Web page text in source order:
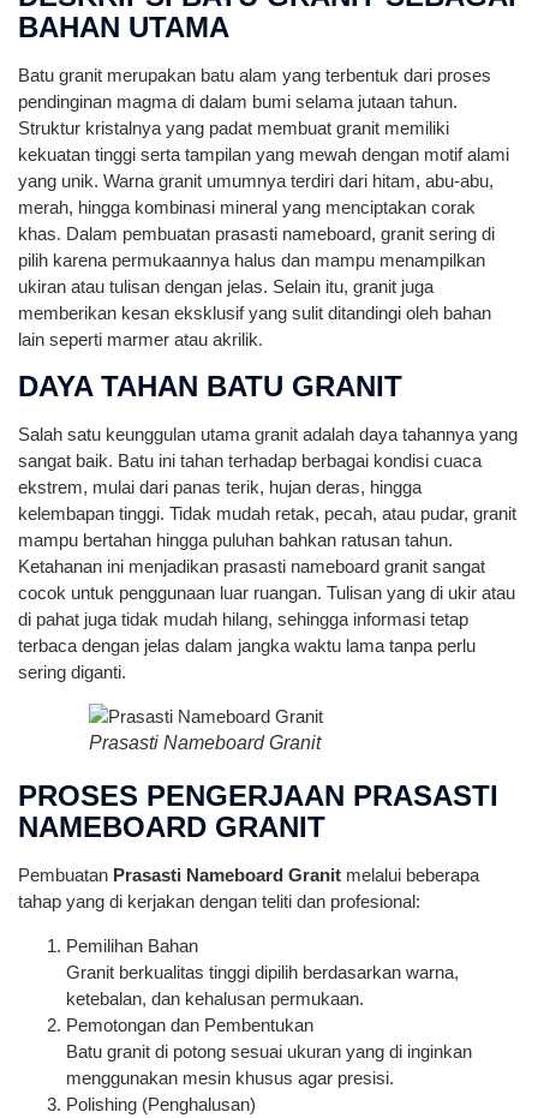
BAHAN UTAMA
Batu granit merupakan batu alam yang terbentuk dari proses
pendinginan magma di dalam bumi selama jutaan tahun.
Struktur kristalnya yang padat membuat granit memiliki
kekuatan tinggi serta tampilan yang mewah dengan motif alami
yang unik. Warna granit umumnya terdiri dari hitam, abu-abu,
merah, hingga kombinasi mineral yang menciptakan corak
khas. Dalam pembuatan prasasti nameboard, granit sering di
pilih karena permukaannya halus dan mampu menampilkan
ukiran atau tulisan dengan jelas. Selain itu, granit juga
memberikan kesan eksklusif yang sulit ditandingi oleh bahan
lain seperti marmer atau akrilik.
DAYA TAHAN BATU GRANIT
Salah satu keunggulan utama granit adalah daya tahannya yang
sangat baik. Batu ini tahan terhadap berbagai kondisi cuaca
ekstrem, mulai dari panas terik, hujan deras, hingga
kelembapan tinggi. Tidak mudah retak, pecah, atau pudar, granit
mampu bertahan hingga puluhan bahkan ratusan tahun.
Ketahanan ini menjadikan prasasti nameboard granit sangat
cocok untuk penggunaan luar ruangan. Tulisan yang di ukir atau
di pahat juga tidak mudah hilang, sehingga informasi tetap
terbaca dengan jelas dalam jangka waktu lama tanpa perlu
sering diganti.
Prasasti Nameboard Granit
PROSES PENGERJAAN PRASASTI
NAMEBOARD GRANIT
Pembuatan Prasasti Nameboard Granit melalui beberapa
tahap yang di kerjakan dengan teliti dan profesional:
Pemilihan Bahan
Granit berkualitas tinggi dipilih berdasarkan warna,
ketebalan, dan kehalusan permukaan.
Pemotongan dan Pembentukan
Batu granit di potong sesuai ukuran yang di inginkan
menggunakan mesin khusus agar presisi.
Polishing (Penghalusan)